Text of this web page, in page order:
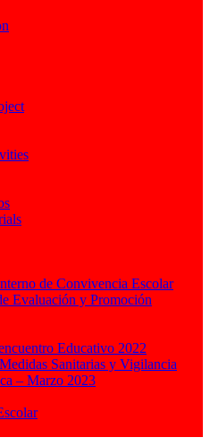
de Convivencia Escolar
Evaluación y Promoción
Educativo 2022
Sanitarias y Vigilancia
– Marzo 2023